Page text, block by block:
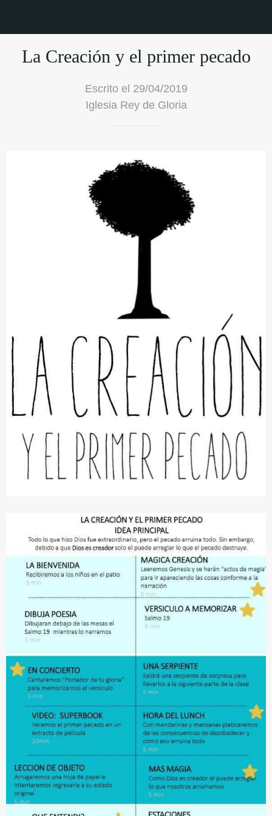
La Creación y el primer pecado
Escrito el 29/04/2019
Iglesia Rey de Gloria